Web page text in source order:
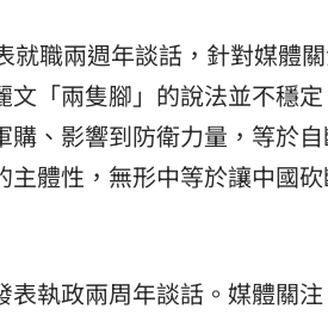
就職兩週年談話，針對媒體
「兩隻腳」的說法並不穩
、影響到防衛力量，等於
體性，無形中等於讓中國
執政兩周年談話。媒體關